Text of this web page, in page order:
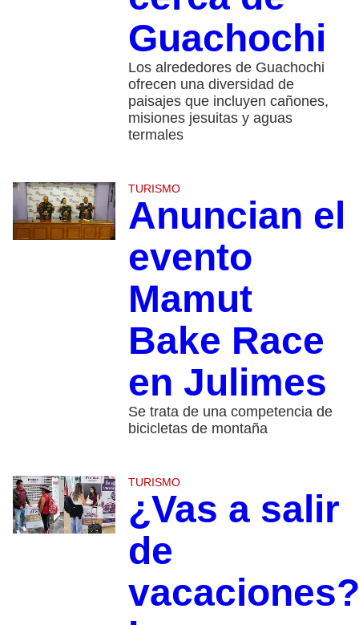
Guachochi
Los alrededores de Guachochi
ofrecen una diversidad de
paisajes que incluyen cañones,
misiones jesuitas y aguas
termales
TURISMO
Anuncian el
evento
Mamut
Bake Race
en Julimes
Se trata de una competencia de
bicicletas de montaña
TURISMO
¿Vas a salir
de
vacaciones?